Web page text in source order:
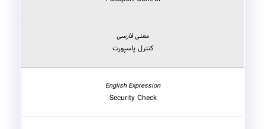
کنترل پاسپورت
Security Check